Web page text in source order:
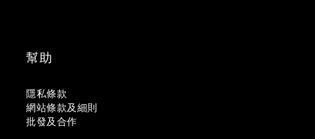
幫助
隱私條款
網站條款及細則
批發及合作